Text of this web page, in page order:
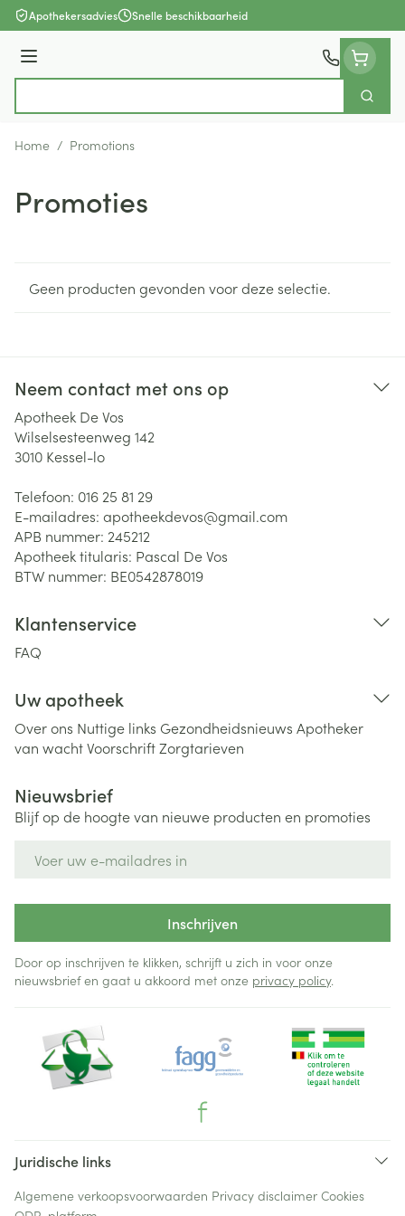
Ga naar de inhoud
Apothekersadvies Snelle beschikbaarheid
Menu
Zoek
Home / Promotions
Promoties
Geen producten gevonden voor deze selectie.
Neem contact met ons op
Apotheek De Vos
Wilselsesteenweg 142
3010 Kessel-lo
Telefoon: 016 25 81 29
E-mailadres: apotheekdevos@gmail.com
APB nummer: 245212
Apotheek titularis: Pascal De Vos
BTW nummer: BE0542878019
Klantenservice
FAQ
Uw apotheek
Over ons Nuttige links Gezondheidsnieuws Apotheker
van wachtVoorschriftZorgtarieven
Nieuwsbrief
Blijf op de hoogte van nieuwe producten en promoties
Inschrijven
Door op inschrijven te klikken, schrijft u zich in voor onze
nieuwsbrief en gaat u akkoord met onze privacy policy.
Juridische links
Algemene verkoopsvoorwaarden Privacy disclaimer Cookies